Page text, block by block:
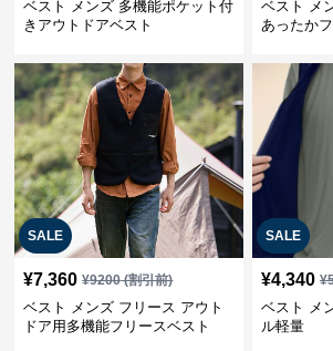
ベスト メンズ 多機能ポケット付
きアウトドアベスト
ベスト メ
あったか
SALE
¥7,360 ¥9200(割引前)
ベスト メンズ フリース アウト
ドア用多機能フリースベスト
SALE
¥4,340 ¥
ベスト メ
ル軽量